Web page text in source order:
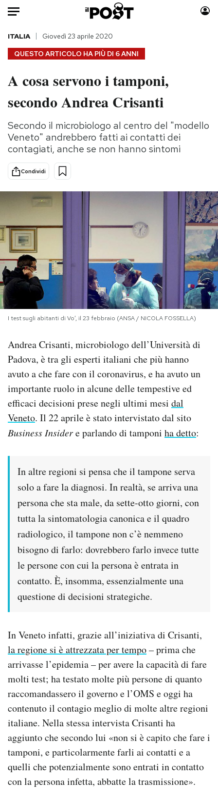
Auto
HOME
Italia
Politica
Tecnologia
Internet
Scienza
Cultura
Economia
Moda
Consumismi
Storie/Idee
Ok Boomer!
Media
Mondiali calcio 2026
PODCAST
NEWSLETTER
I MIEI PREFERITI
CALENDARIO
AREA PERSONALE
Area Personale
Newsletter
Hai bisogno di aiuto?
QUESTO ARTICOLO HA PIÙ DI 6 ANNI
ITALIA Giovedì 23 aprile 2020
A cosa servono i tamponi,
secondo Andrea Crisanti
Secondo il microbiologo al centro del "modello
Veneto" andrebbero fatti ai contatti dei
contagiati, anche se non hanno sintomi
Condividi
I test sugli abitanti di Vo’, il 23 febbraio (ANSA / NICOLA FOSSELLA)
Andrea Crisanti, microbiologo dell’Università di
Padova, è tra gli esperti italiani che più hanno
avuto a che fare con il coronavirus, e ha avuto un
importante ruolo in alcune delle tempestive ed
efficaci decisioni prese negli ultimi mesi dal
Veneto. Il 22 aprile è stato intervistato dal sito
Business Insidere parlando di tamponi ha detto:
In altre regioni si pensa che il tampone serva
solo a fare la diagnosi. In realtà, se arriva una
persona che sta male, da sette-otto giorni, con
tutta la sintomatologia canonica e il quadro
radiologico, il tampone non c’è nemmeno
bisogno di farlo: dovrebbero farlo invece tutte
le persone con cui la persona è entrata in
contatto. È, insomma, essenzialmente una
questione di decisioni strategiche.
In Veneto infatti, grazie all’iniziativa di Crisanti,
la regione si è attrezzata per tempo– prima che
arrivasse l’epidemia – per avere la capacità di fare
molti test; ha testato molte più persone di quanto
raccomandassero il governo e l’OMS e oggi ha
contenuto il contagio meglio di molte altre regioni
italiane. Nella stessa intervista Crisanti ha
aggiunto che secondo lui «non si è capito che fare i
tamponi, e particolarmente farli ai contatti e a
quelli che potenzialmente sono entrati in contatto
con la persona infetta, abbatte la trasmissione».